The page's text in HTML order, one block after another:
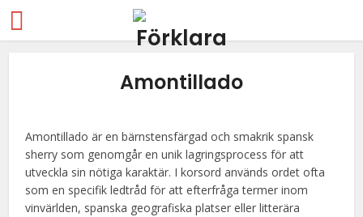
Amontillado
Amontillado är en bärnstensfärgad och smakrik spansk
sherry som genomgår en unik lagringsprocess för att
utveckla sin nötiga karaktär. I korsord används ordet ofta
som en specifik ledtråd för att efterfråga termer inom
vinvärlden, spanska geografiska platser eller litterära